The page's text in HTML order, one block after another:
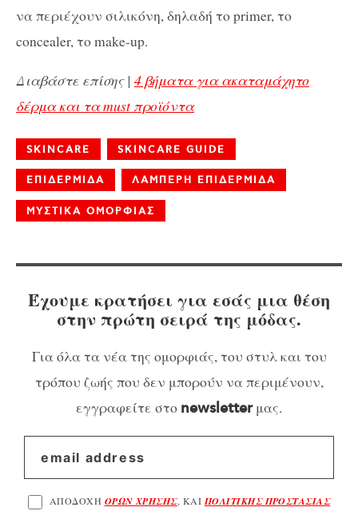
να περιέχουν σιλικόνη, δηλαδή το primer, το
concealer, το make-up.
Διαβάστε επίσης | 4 βήματα για ακαταμάχητο
δέρμα και τα must προϊόντα
SKINCARE SKINCARE GUIDE
ΕΠΙΔΕΡΜΙΔΑ ΛΑΜΠΕΡΗ ΕΠΙΔΕΡΜΙΔΑ
ΜΥΣΤΙΚΑ ΟΜΟΡΦΙΑΣ
Έχουμε κρατήσει για εσάς μια θέση
στην πρώτη σειρά της μόδας.
Για όλα τα νέα της ομορφιάς, του στυλ και του
τρόπου ζωής που δεν μπορούν να περιμένουν,
εγγραφείτε στο newsletterμας.
ΑΠΟΔΟΧΗ ΟΡΩΝ ΧΡΗΣΗΣ, ΚΑΙ ΠΟΛΙΤΙΚΗΣ ΠΡΟΣΤΑΣΙΑΣ